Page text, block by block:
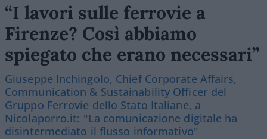
“I lavori sulle ferrovie a
Firenze? Così abbiamo
spiegato che erano necessari”
Giuseppe Inchingolo, Chief Corporate Affairs,
Communication & Sustainability Officer del
Gruppo Ferrovie dello Stato Italiane, a
Nicolaporro.it: "La comunicazione digitale ha
disintermediato il flusso informativo"